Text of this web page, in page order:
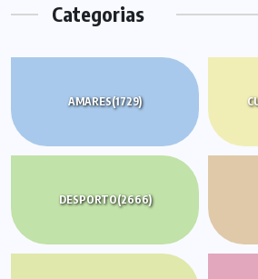
Categorias
AMARES(1729)
DESPORTO(2666)